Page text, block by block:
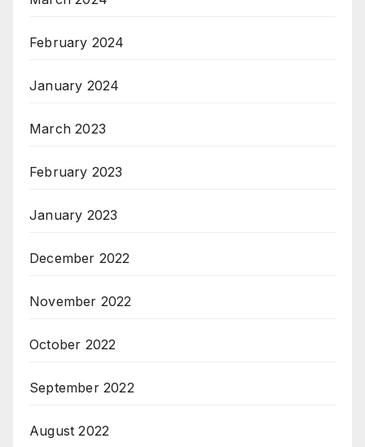
February 2024
January 2024
March 2023
February 2023
January 2023
December 2022
November 2022
October 2022
September 2022
August 2022